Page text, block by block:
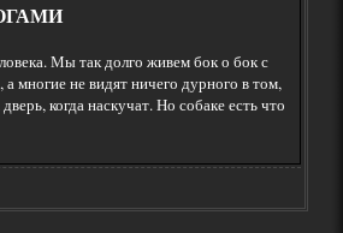
Мы так долго живем бок о бок с
многие не видят ничего дурного в том,
когда наскучат. Но собаке есть что